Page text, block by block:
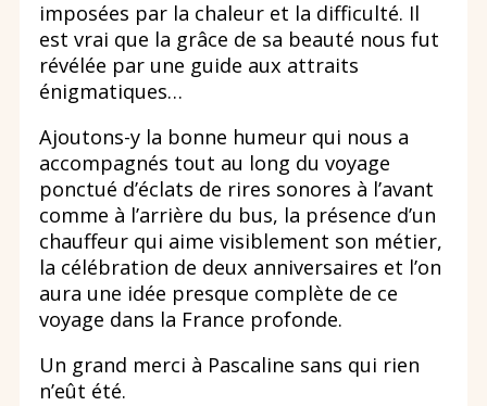
imposées par la chaleur et la difficulté. Il
est vrai que la grâce de sa beauté nous fut
révélée par une guide aux attraits
énigmatiques…
Ajoutons-y la bonne humeur qui nous a
accompagnés tout au long du voyage
ponctué d’éclats de rires sonores à l’avant
comme à l’arrière du bus, la présence d’un
chauffeur qui aime visiblement son métier,
la célébration de deux anniversaires et l’on
aura une idée presque complète de ce
voyage dans la France profonde.
Un grand merci à Pascaline sans qui rien
n’eût été.